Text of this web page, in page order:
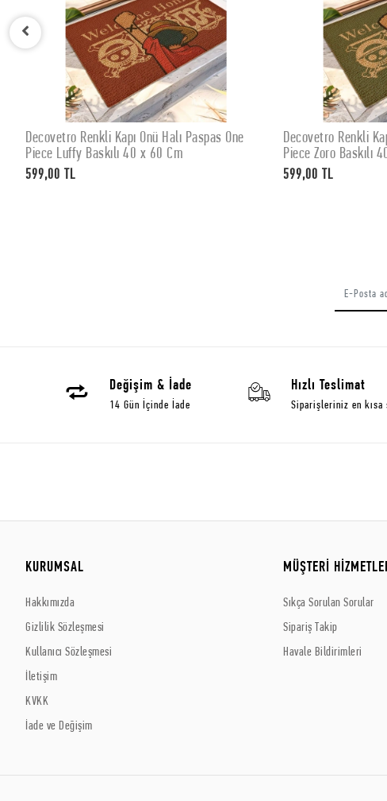
SEPETE EKLE
Decovetro Renkli Kapı Önü Halı Paspas One
Piece Zoro Baskılı 40 x 60 Cm
599,00 TL
Decovetro Renkli
Knock Pati Desenli
599,00 TL
Değişim & İade
14 Gün İçinde İade
Hızlı Teslimat
Siparişleriniz en kısa
KURUMSAL
Hakkımızda
Gizlilik Sözleşmesi
Kullanıcı Sözleşmesi
İletişim
KVKK
İade ve Değişim
MÜŞTERİ
Sıkça Sorulan Sorular
Sipariş Takip
Havale Bildirimleri